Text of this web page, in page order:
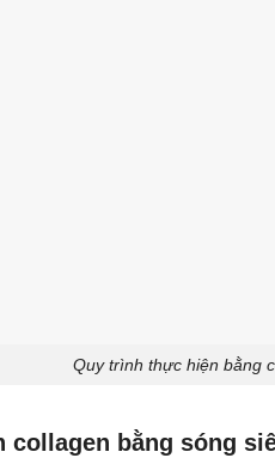
Quy trình thực hiện bằng
collagen bằng sóng